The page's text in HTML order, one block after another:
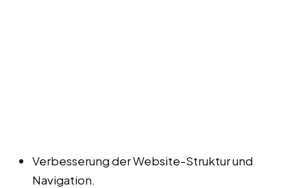
Verbesserung der Website-Struktur und
Navigation.